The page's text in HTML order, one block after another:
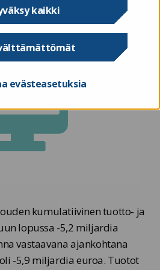
kaikki
evästeasetuksia
kumulatiivinen tuotto- ja
lopussa -5,2 miljardia
vastaavana ajankohtana
-5,9 miljardia euroa. Tuotot